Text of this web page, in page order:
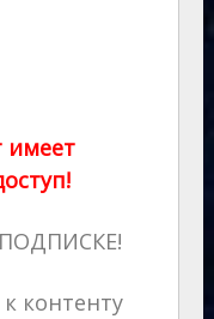
имеет
контенту